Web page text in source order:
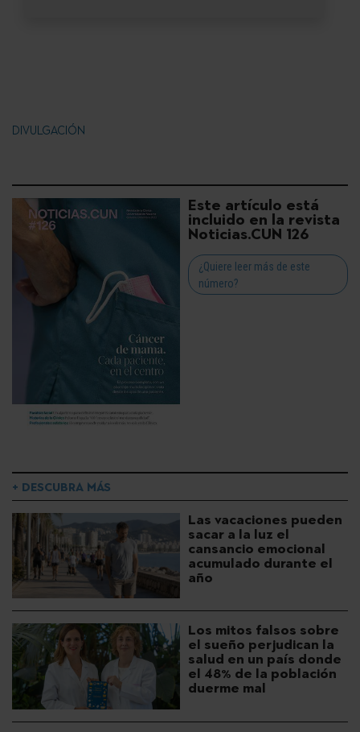
DIVULGACIÓN
Este artículo está
incluido en la revista
Noticias.CUN 126
¿Quiere leer más de este
número?
+ DESCUBRA MÁS
Las vacaciones pueden
sacar a la luz el
cansancio emocional
acumulado durante el
año
Los mitos falsos sobre
el sueño perjudican la
salud en un país donde
el 48% de la población
duerme mal